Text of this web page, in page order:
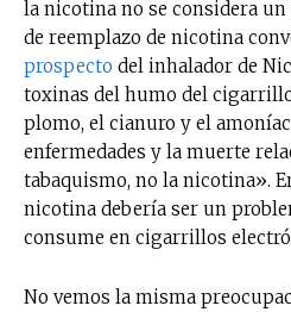
la nicotina no se considera
de reemplazo de nicotina
prospecto del inhalador de
toxinas del humo del
plomo, el cianuro y el
enfermedades y la muerte
tabaquismo, no la nicotina».
nicotina debería ser un
consume en cigarrillos
No vemos la misma